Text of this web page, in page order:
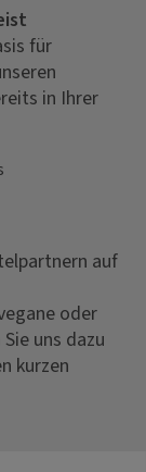
für
in Ihrer
auf
oder
uns dazu
kurzen